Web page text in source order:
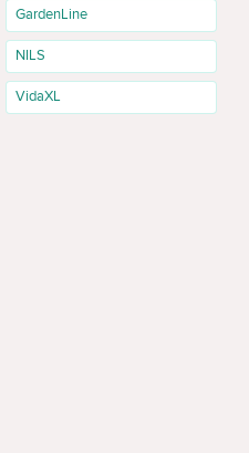
GardenLine
NILS
VidaXL